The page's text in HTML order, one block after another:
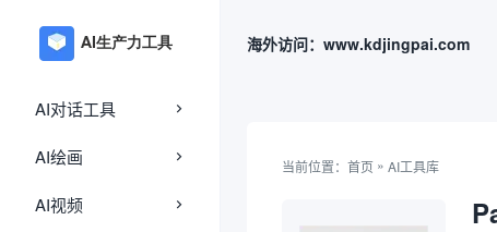
AI对话工具
AI绘画
AI视频
海外访问：www.kdjingpai.com
当前位置： 首页 » AI工具库